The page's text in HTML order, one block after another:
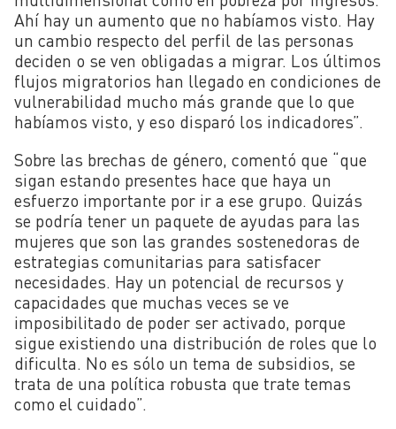
Ahí hay un aumento que no habíamos visto. Hay
un cambio respecto del perfil de las personas
deciden o se ven obligadas a migrar. Los últimos
flujos migratorios han llegado en condiciones de
vulnerabilidad mucho más grande que lo que
habíamos visto, y eso disparó los indicadores”.
Sobre las brechas de género, comentó que “que
sigan estando presentes hace que haya un
esfuerzo importante por ir a ese grupo. Quizás
se podría tener un paquete de ayudas para las
mujeres que son las grandes sostenedoras de
estrategias comunitarias para satisfacer
necesidades. Hay un potencial de recursos y
capacidades que muchas veces se ve
imposibilitado de poder ser activado, porque
sigue existiendo una distribución de roles que lo
dificulta. No es sólo un tema de subsidios, se
trata de una política robusta que trate temas
como el cuidado”.